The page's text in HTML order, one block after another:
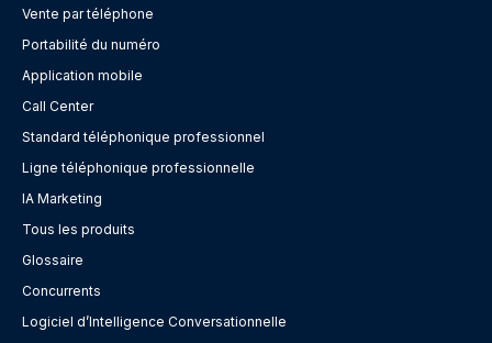
Vente par téléphone
Portabilité du numéro
Application mobile
Call Center
Standard téléphonique professionnel
Ligne téléphonique professionnelle
IA Marketing
Tous les produits
Glossaire
Concurrents
Logiciel d’Intelligence Conversationnelle